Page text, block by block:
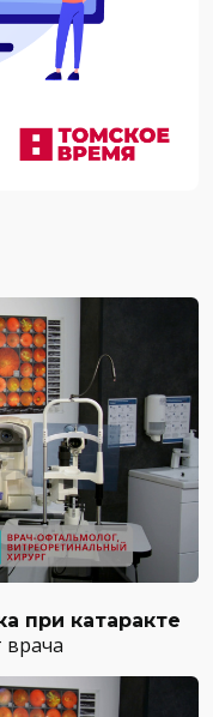
при катаракте
врача